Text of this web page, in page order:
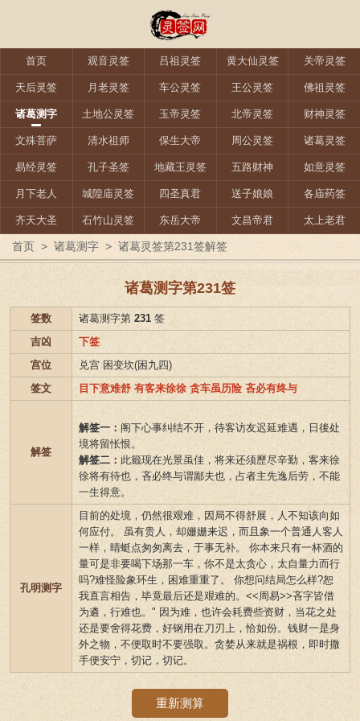
首页 观音灵签 吕祖灵签 黄大仙灵签 关帝灵签
天后灵签 月老灵签 车公灵签 王公灵签 佛祖灵签
诸葛测字 土地公灵签 玉帝灵签 北帝灵签 财神灵签
文殊菩萨 清水祖师 保生大帝 周公灵签 诸葛灵签
易经灵签 孔子圣签 地藏王灵签 五路财神 如意灵签
月下老人 城隍庙灵签 四圣真君 送子娘娘 各庙药签
齐天大圣 石竹山灵签 东岳大帝 文昌帝君 太上老君
首页 > 诸葛测字 > 诸葛灵签第231签解签
诸葛测字第231签
签数 诸葛测字第 231 签
吉凶
下签
宫位
兑宫 困变坎(困九四)
签文
目下意难舒 有客来徐徐 贪车虽历险 吝必有终与
解签
解签一： 阁下心事纠结不开，待客访友迟延难遇，日後处
境将留怅恨。
解签二： 此籤现在光景虽佳，将来还须歷尽辛勤，客来徐
徐将有待也，吝必终与谓鄙夫也，占者主先逸后劳，不能
一生得意。
孔明测字
目前的处境，仍然很艰难，因局不得舒展，人不知该向如
何应付。 虽有贵人，却姗姗来迟，而且象一个普通人客人
一样，晴蜓点匆匆离去，于事无补。 你本来只有一杯酒的
量可是非要喝下场那一车，你不是太贪心，太自量力而行
吗?难怪险象环生，困难重重了。 你想问结局怎么样?恕
我直言相告，毕竟最后还是艰难的。<<周易>>吝字皆借
为遴，行难也。" 因为难，也许会耗费些资财，当花之处
还是要舍得花费，好钢用在刀刃上，恰如份。钱财一是身
外之物，不便取时不要强取。贪婪从来就是祸根，即时撒
手便安宁，切记，切记。
重新测算